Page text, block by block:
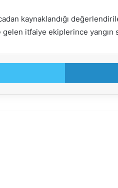
kaynaklandığı
itfaiye ekiplerince yangın
Twitter